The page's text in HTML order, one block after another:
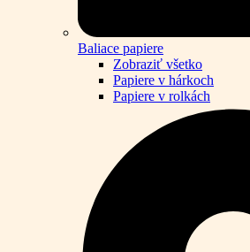
Baliace papiere
Zobraziť všetko
Papiere v hárkoch
Papiere v rolkách